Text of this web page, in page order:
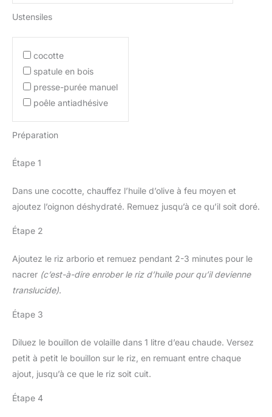
Ustensiles
cocotte
spatule en bois
presse-purée manuel
poêle antiadhésive
Préparation
Étape 1
Dans une cocotte, chauffez l’huile d’olive à feu moyen et
ajoutez l’oignon déshydraté. Remuez jusqu’à ce qu’il soit doré.
Étape 2
Ajoutez le riz arborio et remuez pendant 2-3 minutes pour le
nacrer (c’est-à-dire enrober le riz d’huile pour qu’il devienne
translucide).
Étape 3
Diluez le bouillon de volaille dans 1 litre d’eau chaude. Versez
petit à petit le bouillon sur le riz, en remuant entre chaque
ajout, jusqu’à ce que le riz soit cuit.
Étape 4